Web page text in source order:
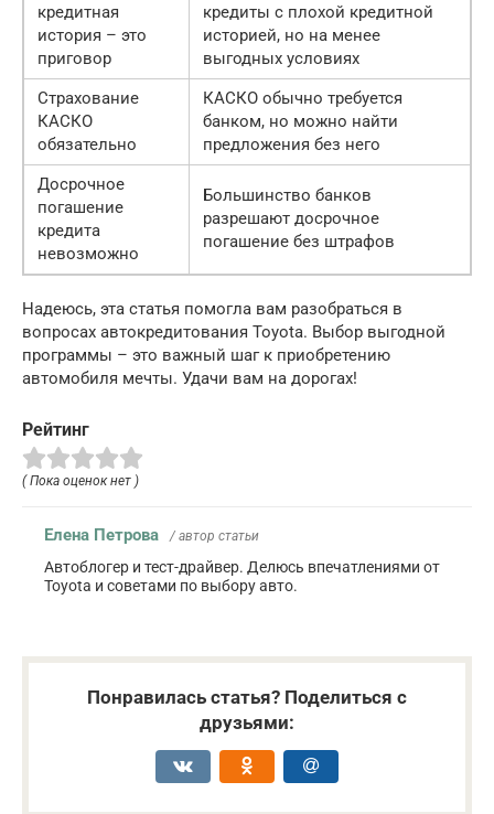
кредитная
история – это
приговор
кредиты с плохой кредитной
историей, но на менее
выгодных условиях
Страхование
КАСКО
обязательно
КАСКО обычно требуется
банком, но можно найти
предложения без него
Досрочное
погашение
кредита
невозможно
Большинство банков
разрешают досрочное
погашение без штрафов
Надеюсь, эта статья помогла вам разобраться в
вопросах автокредитования Toyota. Выбор выгодной
программы – это важный шаг к приобретению
автомобиля мечты. Удачи вам на дорогах!
Рейтинг
( Пока оценок нет )
Елена Петрова / автор статьи
Автоблогер и тест-драйвер. Делюсь впечатлениями от
Toyota и советами по выбору авто.
Понравилась статья? Поделиться с
друзьями: